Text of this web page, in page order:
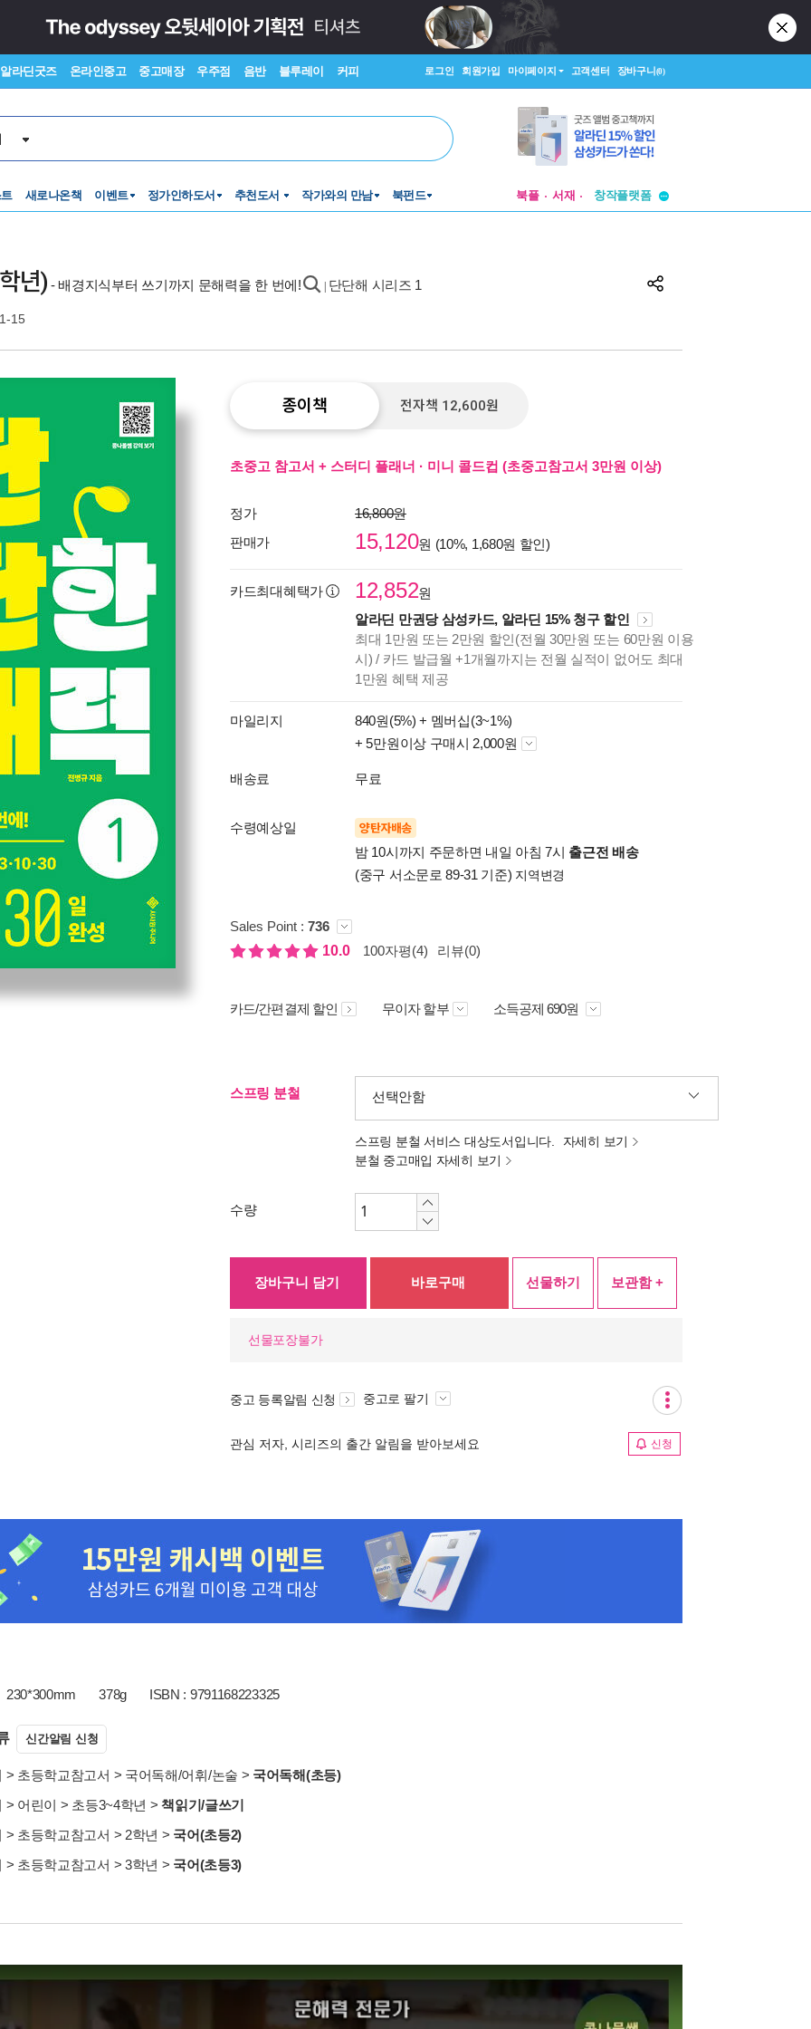
알라딘굿즈 온라인중고 중고매장 우주점 음반 블루레이 커피 로그인 회원가입 마이페이지 고객센터 장바구니(0)
새로나온책 이벤트 정가인하도서 추천도서 작가와의 만남 북펀드 북플 서재
창작플랫폼
년) - 배경지식부터 쓰기까지 문해력을 한 번에! 단단해 시리즈 1
15
종이책 전자책 12,600원
초중고 참고서 + 스터디 플래너 · 미니 콜드컵 (초중고참고서 3만원 이상)
정가
16,800원
판매가
15,120원 (10%, 1,680원 할인)
카드최대혜택가 12,852원
알라딘 만권당 삼성카드, 알라딘 15% 청구 할인
최대 1만원 또는 2만원 할인(전월 30만원 또는 60만원 이용
시) / 카드 발급월 +1개월까지는 전월 실적이 없어도 최대
1만원 혜택 제공
마일리지 840원(5%) + 멤버십(3~1%)
+ 5만원이상 구매시 2,000원
배송료 무료
수령예상일 양탄자배송
밤 10시까지 주문하면 내일 아침 7시 출근전 배송
(중구 서소문로 89-31 기준) 지역변경
Sales Point : 736
10.0
100자평(4) 리뷰(0)
카드/간편결제 할인 무이자 할부 소득공제 690원
스프링 분철 선택안함
스프링 분철 서비스 대상도서입니다.
자세히 보기
분철 중고매입 자세히 보기
수량
장바구니 담기 바로구매 선물하기 보관함 +
선물포장불가
중고 등록알림 신청 중고로 팔기
관심 저자, 시리즈의 출간 알림을 받아보세요 신청
230*300mm 378g ISBN : 9791168223325
신간알림 신청
> 초등학교참고서 > 국어독해/어휘/논술 > 국어독해(초등)
> 어린이 > 초등3~4학년 >책읽기/글쓰기
> 초등학교참고서 > 2학년 > 국어(초등2)
> 초등학교참고서 > 3학년 > 국어(초등3)